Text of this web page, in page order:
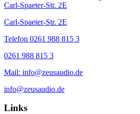
Carl-Spaeter-Str. 2E
Carl-Spaeter-Str. 2E
Telefon 0261 988 815 3
0261 988 815 3
Mail: info@zeusaudio.de
info@zeusaudio.de
Links